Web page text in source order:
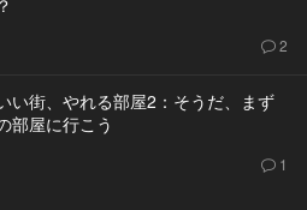
2
い街、やれる部屋2：そうだ、まず
部屋に行こう
1